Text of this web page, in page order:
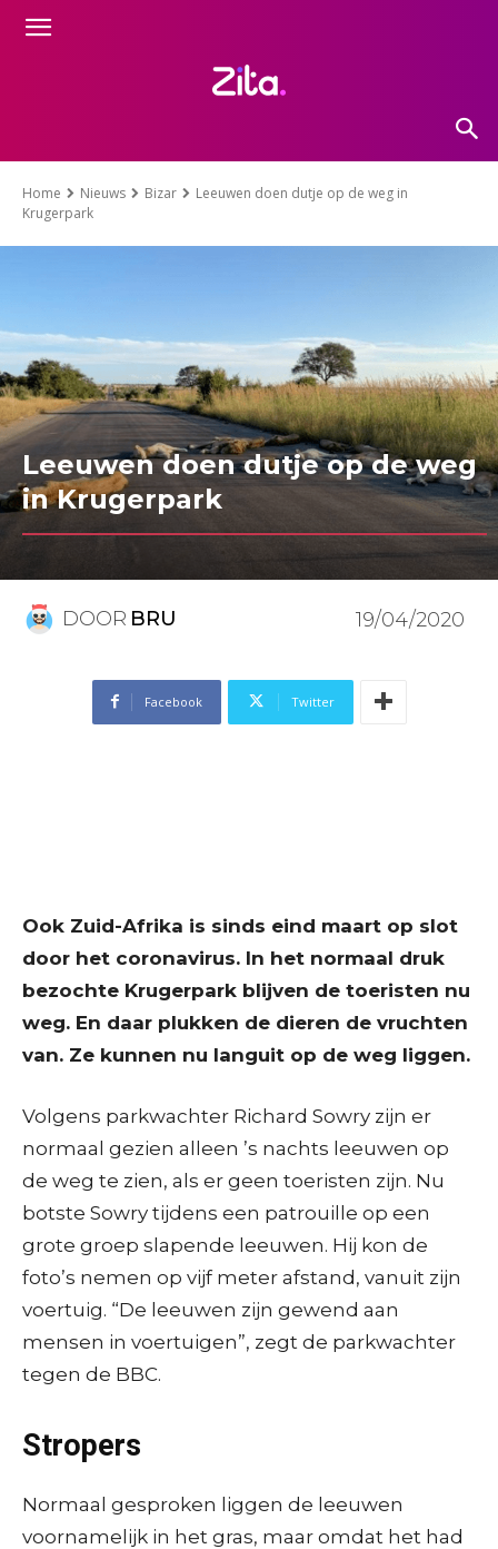
Home Nieuws Bizar
Leeuwen doen dutje op de weg in
Krugerpark
Leeuwen doen dutje op de weg
in Krugerpark
DOOR BRU 19/04/2020
Facebook Twitter
Ook Zuid-Afrika is sinds eind maart op slot
door het coronavirus. In het normaal druk
bezochte Krugerpark blijven de toeristen nu
weg. En daar plukken de dieren de vruchten
van. Ze kunnen nu languit op de weg liggen.
Volgens parkwachter Richard Sowry zijn er
normaal gezien alleen ’s nachts leeuwen op
de weg te zien, als er geen toeristen zijn. Nu
botste Sowry tijdens een patrouille op een
grote groep slapende leeuwen. Hij kon de
foto’s nemen op vijf meter afstand, vanuit zijn
voertuig. “De leeuwen zijn gewend aan
mensen in voertuigen”, zegt de parkwachter
tegen de BBC.
Stropers
Normaal gesproken liggen de leeuwen
voornamelijk in het gras, maar omdat het had